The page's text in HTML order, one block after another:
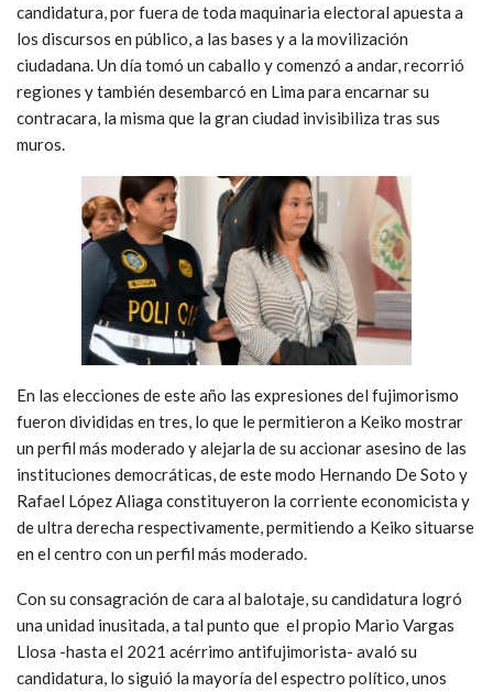
candidatura, por fuera de toda maquinaria electoral apuesta a
los discursos en público, a las bases y a la movilización
ciudadana. Un día tomó un caballo y comenzó a andar, recorrió
regiones y también desembarcó en Lima para encarnar su
contracara, la misma que la gran ciudad invisibiliza tras sus
muros.
En las elecciones de este año las expresiones del fujimorismo
fueron divididas en tres, lo que le permitieron a Keiko mostrar
un perfil más moderado y alejarla de su accionar asesino de las
instituciones democráticas, de este modo Hernando De Soto y
Rafael López Aliaga constituyeron la corriente economicista y
de ultra derecha respectivamente, permitiendo a Keiko situarse
en el centro con un perfil más moderado.
Con su consagración de cara al balotaje, su candidatura logró
una unidad inusitada, a tal punto que el propio Mario Vargas
Llosa -hasta el 2021 acérrimo antifujimorista- avaló su
candidatura, lo siguió la mayoría del espectro político, unos